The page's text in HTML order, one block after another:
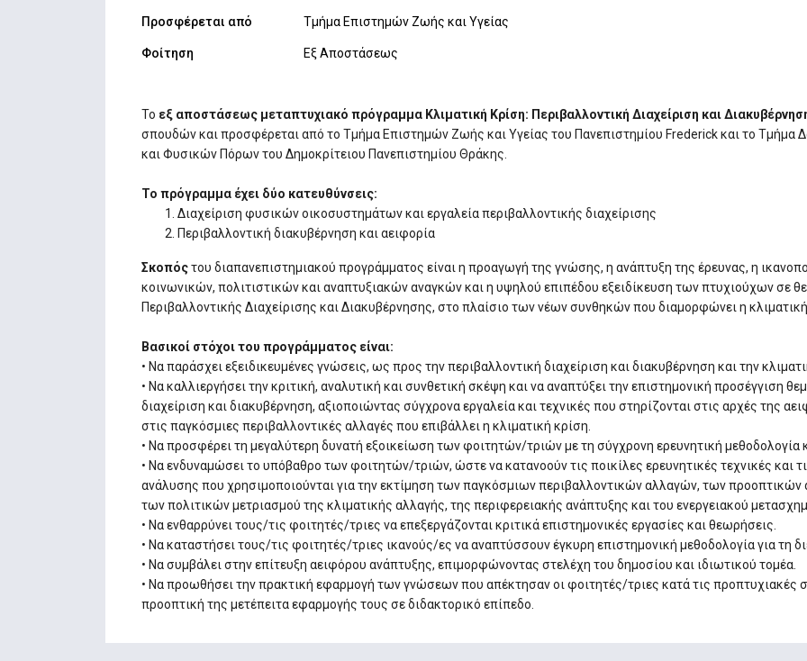
Προσφέρεται από Τμήμα Επιστημών Ζωής και Υγείας
Φοίτηση Εξ Αποστάσεως
Το εξ αποστάσεως μεταπτυχιακό πρόγραμμα Κλιματική Κρίση: Περιβαλλοντική Διαχείριση και
σπουδών και προσφέρεται από το Τμήμα Επιστημών Ζωής και Υγείας του Πανεπιστημίου Frederick και το Τμήμα
και Φυσικών Πόρων του Δημοκρίτειου Πανεπιστημίου Θράκης.
Το πρόγραμμα έχει δύο κατευθύνσεις:
Διαχείριση φυσικών οικοσυστημάτων και εργαλεία περιβαλλοντικής διαχείρισης
Περιβαλλοντική διακυβέρνηση και αειφορία
Σκοπόςτου διαπανεπιστημιακού προγράμματος είναι η προαγωγή της γνώσης, η ανάπτυξη της έρευνας, η
κοινωνικών, πολιτιστικών και αναπτυξιακών αναγκών και η υψηλού επιπέδου εξειδίκευση των πτυχιούχων σε
Περιβαλλοντικής Διαχείρισης και Διακυβέρνησης, στο πλαίσιο των νέων συνθηκών που διαμορφώνει η κλιματική
Βασικοί στόχοι του προγράμματος είναι:
• Να παράσχει εξειδικευμένες γνώσεις, ως προς την περιβαλλοντική διαχείριση και διακυβέρνηση και την
• Να καλλιεργήσει την κριτική, αναλυτική και συνθετική σκέψη και να αναπτύξει την επιστημονική προσέγγιση
διαχείριση και διακυβέρνηση, αξιοποιώντας σύγχρονα εργαλεία και τεχνικές που στηρίζονται στις αρχές της
στις παγκόσμιες περιβαλλοντικές αλλαγές που επιβάλλει η κλιματική κρίση.
• Να προσφέρει τη μεγαλύτερη δυνατή εξοικείωση των φοιτητών/τριών με τη σύγχρονη ερευνητική μεθοδολογία
• Να ενδυναμώσει το υπόβαθρο των φοιτητών/τριών, ώστε να κατανοούν τις ποικίλες ερευνητικές τεχνικές και
ανάλυσης που χρησιμοποιούνται για την εκτίμηση των παγκόσμιων περιβαλλοντικών αλλαγών, των προοπτικών
των πολιτικών μετριασμού της κλιματικής αλλαγής, της περιφερειακής ανάπτυξης και του ενεργειακού
• Να ενθαρρύνει τους/τις φοιτητές/τριες να επεξεργάζονται κριτικά επιστημονικές εργασίες και θεωρήσεις.
• Να καταστήσει τους/τις φοιτητές/τριες ικανούς/ες να αναπτύσσουν έγκυρη επιστημονική μεθοδολογία για τη
• Να συμβάλει στην επίτευξη αειφόρου ανάπτυξης, επιμορφώνοντας στελέχη του δημοσίου και ιδιωτικού τομέα.
• Να προωθήσει την πρακτική εφαρμογή των γνώσεων που απέκτησαν οι φοιτητές/τριες κατά τις προπτυχιακές
προοπτική της μετέπειτα εφαρμογής τους σε διδακτορικό επίπεδο.